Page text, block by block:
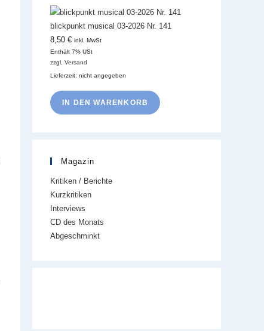
blickpunkt musical 03-2026 Nr. 141
8,50 € inkl. MwSt
Enthält 7% USt
zzgl. Versand
Lieferzeit: nicht angegeben
IN DEN WARENKORB
Magazin
Kritiken / Berichte
Kurzkritiken
Interviews
CD des Monats
Abgeschminkt